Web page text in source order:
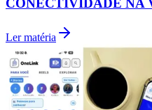
CONECTIVIDADE NA
Ler matéria